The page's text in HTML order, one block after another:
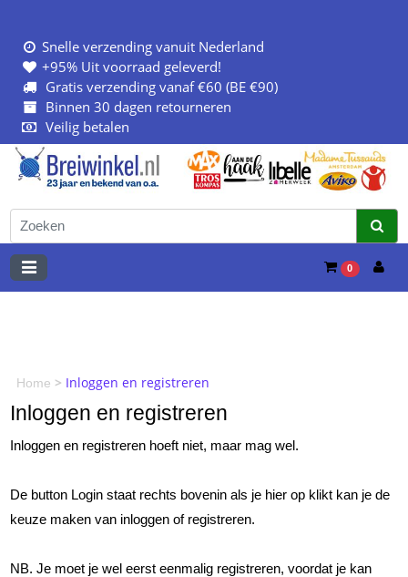
Snelle verzending vanuit Nederland
+95% Uit voorraad geleverd!
Gratis verzending vanaf €60 (BE €90)
Binnen 30 dagen retourneren
Veilig betalen
0
Home > Inloggen en registreren
Inloggen en registreren
Inloggen en registreren hoeft niet, maar mag wel.
De button Login staat rechts bovenin als je hier op klikt kan je de
keuze maken van inloggen of registreren.
NB. Je moet je wel eerst eenmalig registreren, voordat je kan